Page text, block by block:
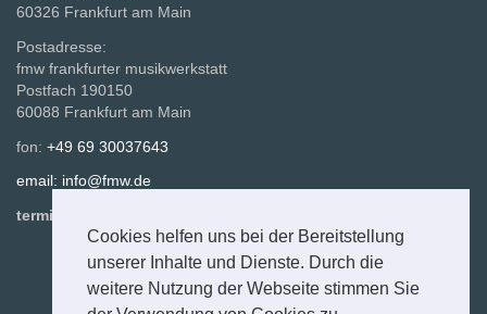
Cookies helfen uns bei der Bereitstellung
unserer Inhalte und Dienste. Durch die
weitere Nutzung der Webseite stimmen Sie
60326 Frankfurt am Main
Postadresse:
fmw frankfurter musikwerkstatt
Postfach 190150
60088 Frankfurt am Main
fon: +49 69 30037643
email: info@fmw.de
termine studiensekretariat nach vereinbarung